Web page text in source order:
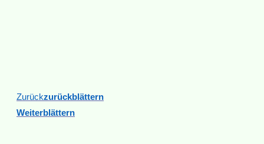
ZurückZurückblättern
Weiterblättern